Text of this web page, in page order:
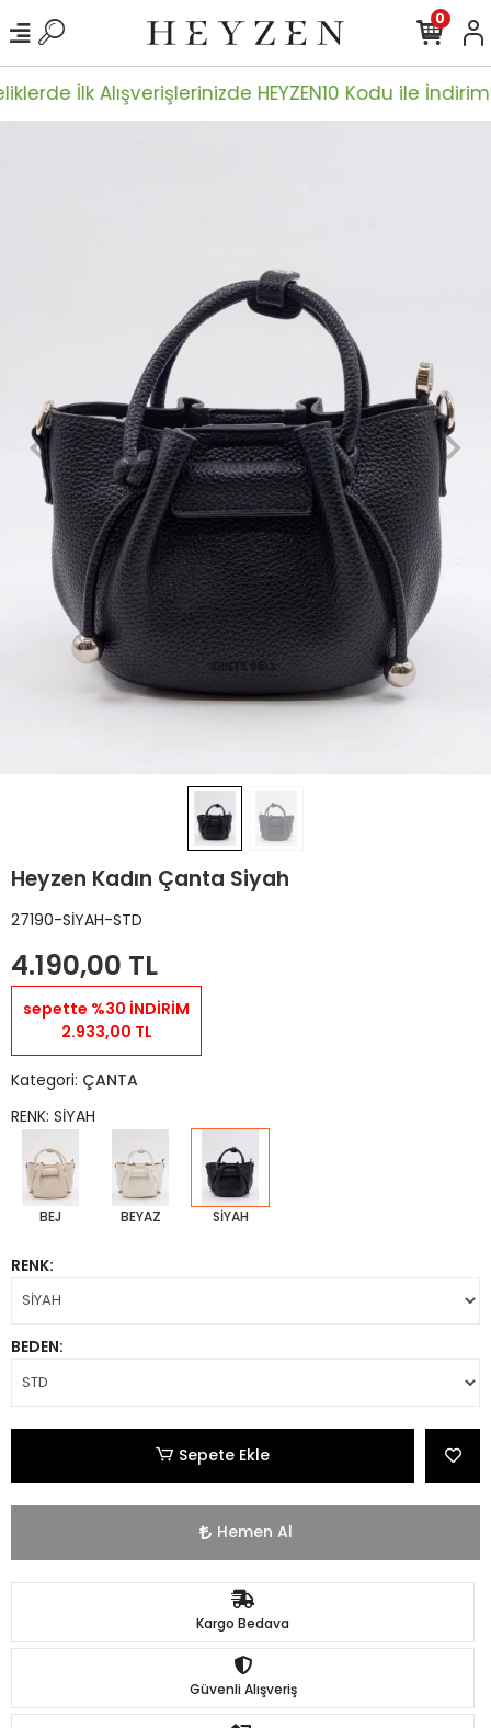
İlk Alışverişlerinizde HEYZEN10 Kodu ile
0
Heyzen Kadın Çanta Siyah
27190-SİYAH-STD
4.190,00 TL
sepette %30 İNDİRİM
2.933,00 TL
Kategori: ÇANTA
RENK: SİYAH
BEJ BEYAZ SİYAH
RENK:
BEDEN:
Sepete Ekle
Hemen Al
Kargo Bedava
Güvenli Alışveriş